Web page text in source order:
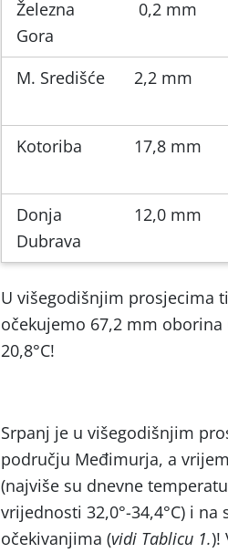
Železna
Gora
0,2 mm
M. Središće 2,2 mm
Kotoriba 17,8 mm
Donja
Dubrava
12,0 mm
U višegodišnjim prosjecima
očekujemo 67,2 mm
20,8°C!
Srpanj je u višegodišnjim
području Međimurja, a
(najviše su dnevne
vrijednosti 32,0°-34,4°C) i
očekivanjima (vidi Tablicu 1.)!